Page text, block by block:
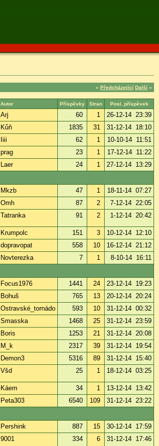
« Předcházející Další »
Autor Příspěvky Stran Posl. příspěvek
Arj 60 1
26-12-14 23:39
Kůň 1835 31
31-12-14 18:10
Iiii 62 1
10-10-14 11:51
prag 23 1
17-12-14 11:22
Laer 24 1 27-12-14 13:29
Mkzb 47 1
18-11-14 07:27
Omh 87 2
7-12-14 22:05
Tatranka 91 2 1-12-14 20:42
Krumpolc 151 3
10-12-14 12:10
dopravopat 558 10
16-12-14 21:12
Novterezka 7 1 8-10-14 16:11
Focus1976 1441 24
23-12-14 19:23
Bohuš 765 13
20-12-14 20:24
Ostravské_tornádo 593 10
31-12-14 00:32
Smasska 1468 25
31-12-14 23:59
Boris 1253 21
31-12-14 20:08
M_k 2317 39
31-12-14 19:54
Demon3 5316 89
31-12-14 15:40
Všd 25 1 18-12-14 03:25
Káem 34 1
13-12-14 13:42
Peta303 6540 109 31-12-14 23:22
Pershink 887 15
30-12-14 17:59
9001 334 6 31-12-14 17:46